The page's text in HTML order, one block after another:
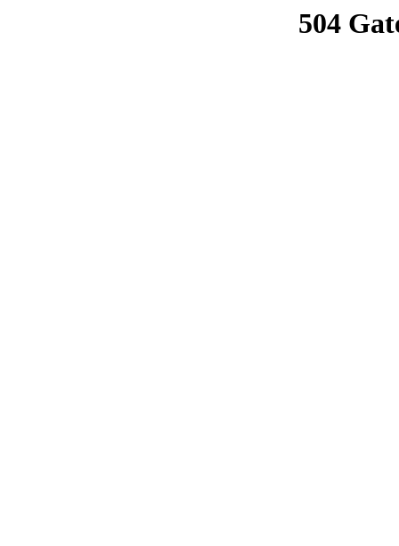
504